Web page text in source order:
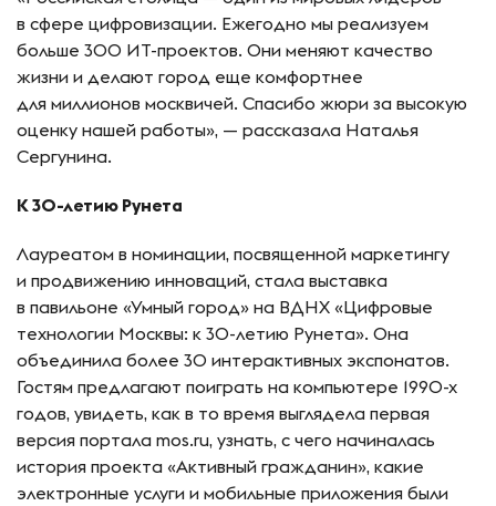
в сфере цифровизации. Ежегодно мы реализуем
больше 300 ИТ-проектов. Они меняют качество
жизни и делают город еще комфортнее
для миллионов москвичей. Спасибо жюри за высокую
оценку нашей работы», — рассказала Наталья
Сергунина.
К 30-летию Рунета
Лауреатом в номинации, посвященной маркетингу
и продвижению инноваций, стала выставка
в павильоне «Умный город» на ВДНХ «Цифровые
технологии Москвы: к 30-летию Рунета». Она
объединила более 30 интерактивных экспонатов.
Гостям предлагают поиграть на компьютере 1990-х
годов, увидеть, как в то время выглядела первая
версия портала mos.ru, узнать, с чего начиналась
история проекта «Активный гражданин», какие
электронные услуги и мобильные приложения были